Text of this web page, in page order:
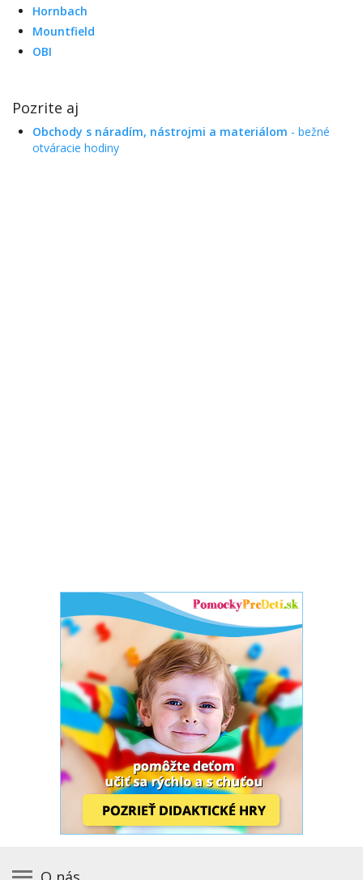
Hornbach
Mountfield
OBI
Pozrite aj
Obchody s náradím, nástrojmi a materiálom - bežné
otváracie hodiny